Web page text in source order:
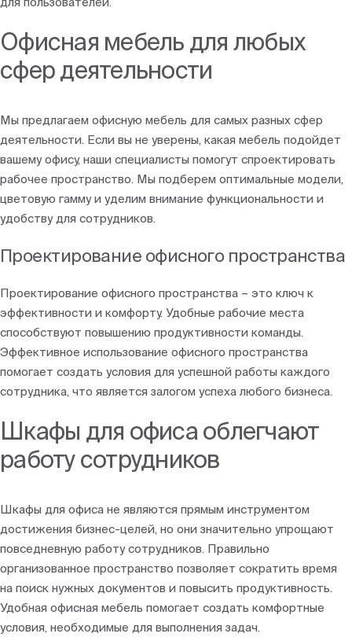
Офисная мебель для любых
сфер деятельности
Мы предлагаем офисную мебель для самых разных сфер
деятельности. Если вы не уверены, какая мебель подойдет
вашему офису, наши специалисты помогут спроектировать
рабочее пространство. Мы подберем оптимальные модели,
цветовую гамму и уделим внимание функциональности и
удобству для сотрудников.
Проектирование офисного пространства
Проектирование офисного пространства – это ключ к
эффективности и комфорту. Удобные рабочие места
способствуют повышению продуктивности команды.
Эффективное использование офисного пространства
помогает создать условия для успешной работы каждого
сотрудника, что является залогом успеха любого бизнеса.
Шкафы для офиса облегчают
работу сотрудников
Шкафы для офиса не являются прямым инструментом
достижения бизнес-целей, но они значительно упрощают
повседневную работу сотрудников. Правильно
организованное пространство позволяет сократить время
на поиск нужных документов и повысить продуктивность.
Удобная офисная мебель помогает создать комфортные
условия, необходимые для выполнения задач.